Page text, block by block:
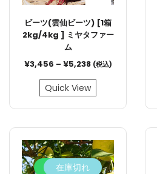
ビーツ(雲仙ビーツ) [1箱
2kg/4kg ] ミヤタファー
ム
¥3,456 – ¥5,238 (税込)
Quick View
9.3%
在庫切れ